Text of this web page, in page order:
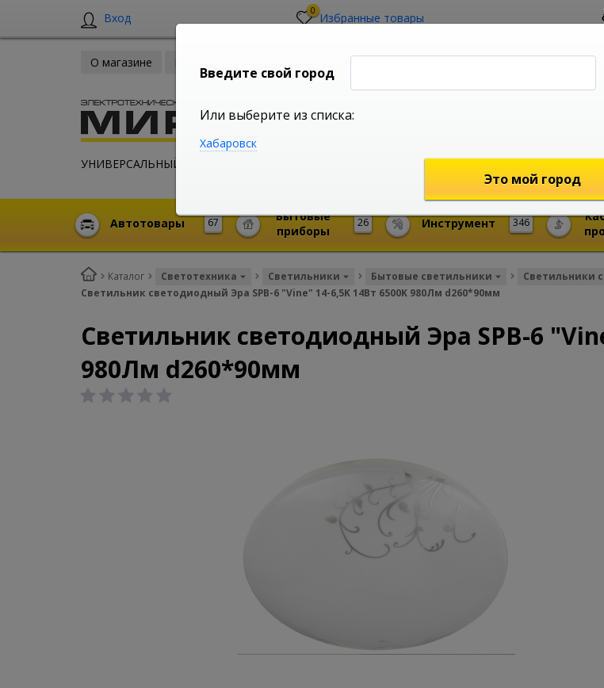
Вход 0 Избранные товары
О магазине
УНИВЕРСАЛЬНЫЙ ИНТЕРНЕТ МАГАЗИН shop@mireks.ru
67
Автотовары 26
Бытовые
приборы
346
Инструмент
Каталог Светотехника Светильники Бытовые светильники
Светильники
Светильник светодиодный Эра SPB-6 "Vine" 14-6,5K 14Вт 6500K 980Лм d260*90мм
Светильник светодиодный Эра SPB-6
980Лм d260*90мм
Введите свой город
Или выберите из списка:
Хабаровск
Это мой город